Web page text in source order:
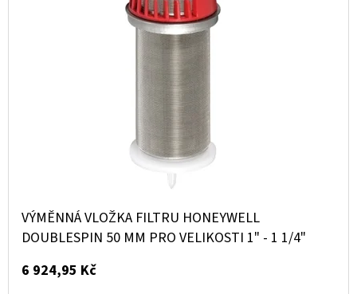
VÝMĚNNÁ VLOŽKA FILTRU HONEYWELL
DOUBLESPIN 50 ΜM PRO VELIKOSTI 1" - 1 1/4"
6 924,95 Kč